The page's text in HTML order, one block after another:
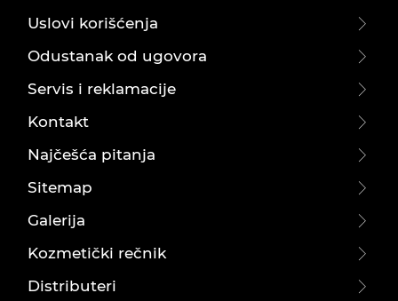
Uslovi korišćenja
Odustanak od ugovora
Servis i reklamacije
Kontakt
Najčešća pitanja
Sitemap
Galerija
Kozmetički rečnik
Distributeri